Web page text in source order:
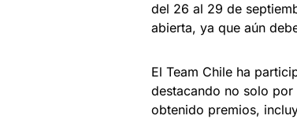
del 26 al 29 de
abierta, ya que aún
El Team Chile ha
destacando no solo
obtenido premios,